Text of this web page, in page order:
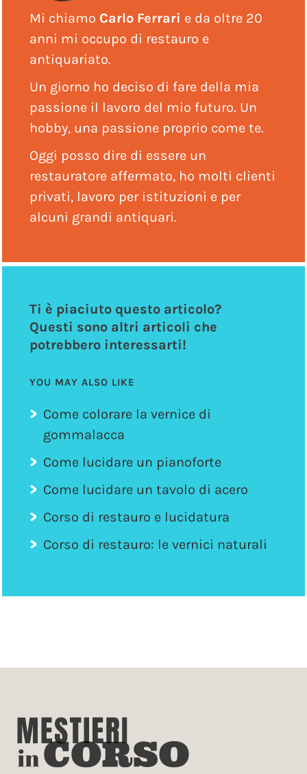
Mi chiamo Carlo Ferrari e da oltre 20
anni mi occupo di restauro e
antiquariato.
Un giorno ho deciso di fare della mia
passione il lavoro del mio futuro. Un
hobby, una passione proprio come te.
Oggi posso dire di essere un
restauratore affermato, ho molti clienti
privati, lavoro per istituzioni e per
alcuni grandi antiquari.
Ti è piaciuto questo articolo?
Questi sono altri articoli che
potrebbero interessarti!
YOU MAY ALSO LIKE
Come colorare la vernice di
gommalacca
Come lucidare un pianoforte
Come lucidare un tavolo di acero
Corso di restauro e lucidatura
Corso di restauro: le vernici naturali